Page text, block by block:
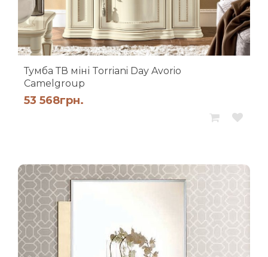
Тумба ТВ міні Torriani Day Avorio
Camelgroup
53 568грн.